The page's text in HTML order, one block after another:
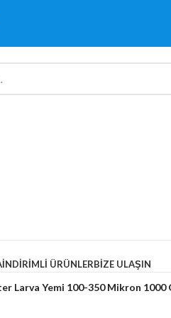
İNDIRIMLI ÜRÜNLERBIZE ULAŞIN
Larva Yemi 100-350 Mikron 1000